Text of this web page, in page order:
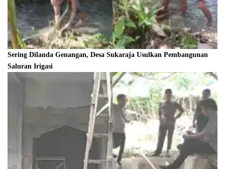
Sering Dilanda Genangan, Desa Sukaraja Usulkan Pembangunan
Saluran Irigasi